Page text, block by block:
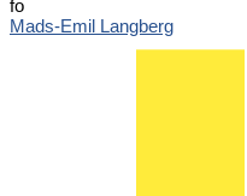
fo
Mads-Emil Langberg